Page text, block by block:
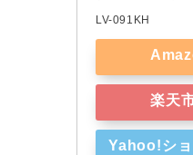
LV-091KH
楽天
Yahoo!シ